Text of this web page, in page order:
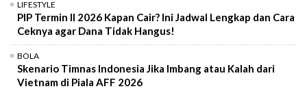
LIFESTYLE
PIP Termin II 2026 Kapan Cair? Ini Jadwal Lengkap dan Cara
Ceknya agar Dana Tidak Hangus!
BOLA
Skenario Timnas Indonesia Jika Imbang atau Kalah dari
Vietnam di Piala AFF 2026